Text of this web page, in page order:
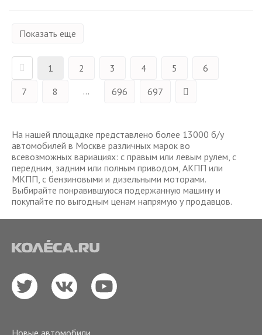
Показать еще
1 2 3 4 5
6
7
8 ... 696 697
На нашей площадке представлено более 13000 б/у
автомобилей в Москве различных марок во
всевозможных вариациях: с правым или левым рулем, с
передним, задним или полным приводом, АКПП или
МКПП, с бензиновыми и дизельными моторами.
Выбирайте понравившуюся подержанную машину и
покупайте по выгодным ценам напрямую у продавцов.